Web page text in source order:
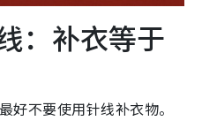
：补衣等于
好不要使用针线补衣物。